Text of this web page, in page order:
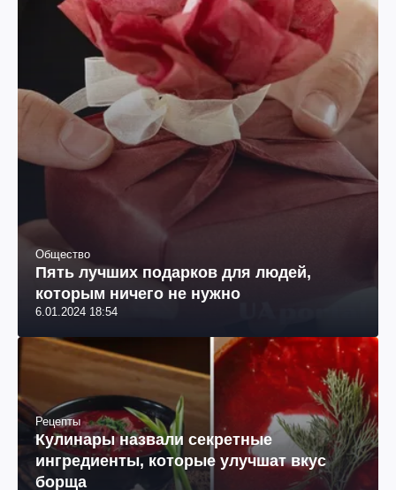
Общество
Пять лучших подарков для людей,
которым ничего не нужно
6.01.2024 18:54
Рецепты
Кулинары назвали секретные
ингредиенты, которые улучшат вкус
борща